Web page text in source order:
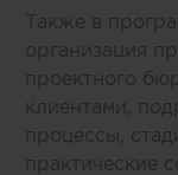
Также в
организация
проектного
клиентами,
процессы,
практические